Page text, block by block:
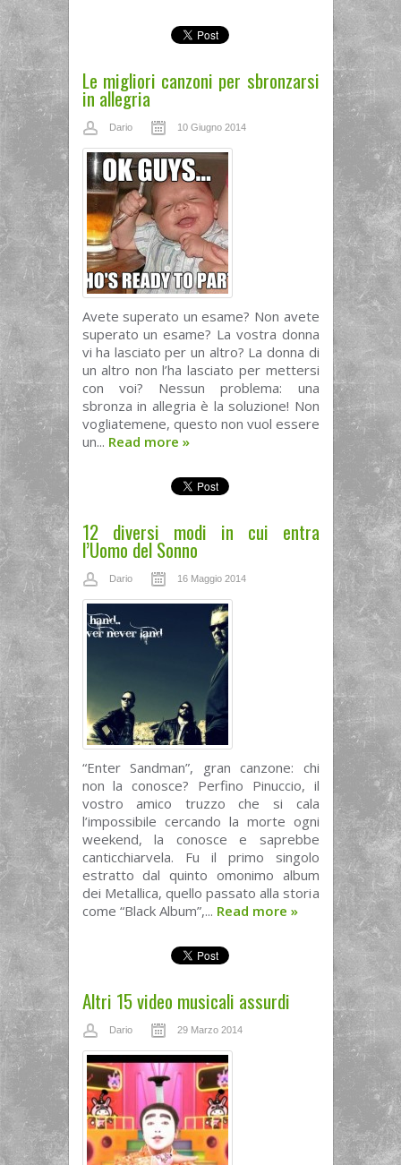
Le migliori canzoni per sbronzarsi
in allegria
Dario 10 Giugno 2014
Avete superato un esame? Non avete
superato un esame? La vostra donna
vi ha lasciato per un altro? La donna di
un altro non l’ha lasciato per mettersi
con voi? Nessun problema: una
sbronza in allegria è la soluzione! Non
vogliatemene, questo non vuol essere
un... Read more »
12 diversi modi in cui entra
l’Uomo del Sonno
Dario 16 Maggio 2014
“Enter Sandman”, gran canzone: chi
non la conosce? Perfino Pinuccio, il
vostro amico truzzo che si cala
l’impossibile cercando la morte ogni
weekend, la conosce e saprebbe
canticchiarvela. Fu il primo singolo
estratto dal quinto omonimo album
dei Metallica, quello passato alla storia
come “Black Album”,... Read more »
Altri 15 video musicali assurdi
Dario 29 Marzo 2014